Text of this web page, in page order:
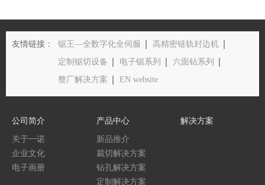
友情链接： 锯王—全数字化全伺服
高精密链轨封边机
定制锯切设备
电子锯系列
六面钻系列
整厂解决方案
EN website
公司简介
关于一诺
企业文化
电子画册
产品中心
新品推介
裁切解决方案
钻孔解决方案
定制解决方案
解决方案